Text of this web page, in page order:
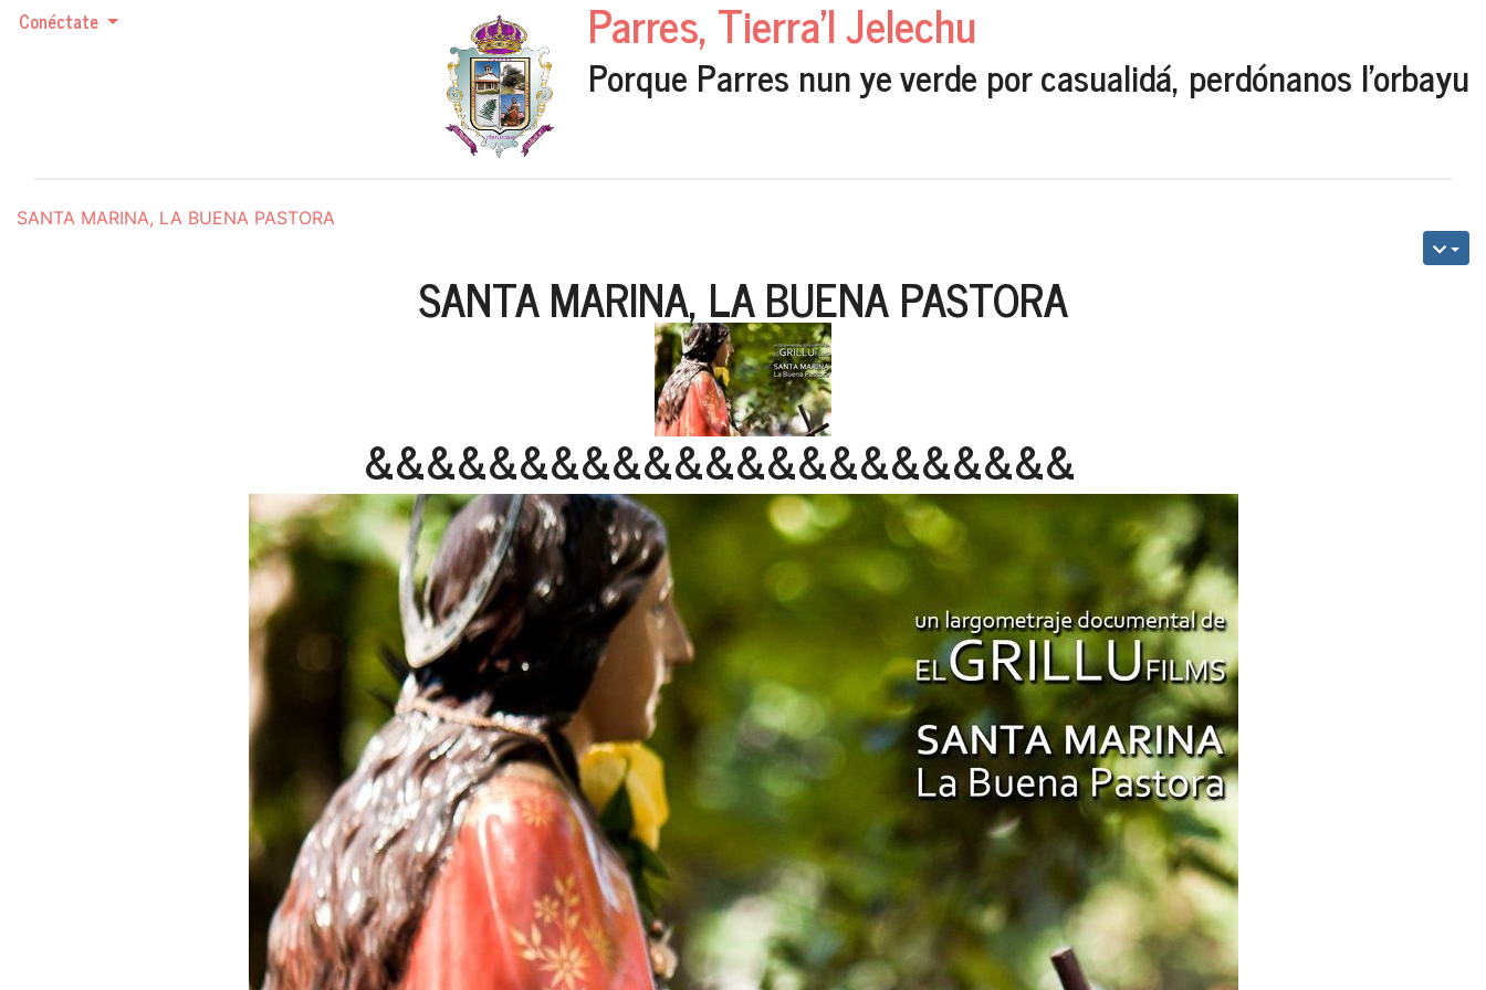
Conéctate Parres, Tierra'l Jelechu
Porque Parres nun ye verde por casualidá, perdónanos l'orbayu
SANTA MARINA, LA BUENA PASTORA
SANTA MARINA, LA BUENA PASTORA
&&&&&&&&&&&&&&&&&&&&&&&